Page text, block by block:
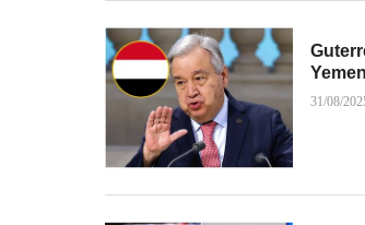
Yemen
31/08/